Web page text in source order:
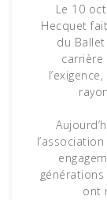
Le 10
Hecquet
du
générations
ont